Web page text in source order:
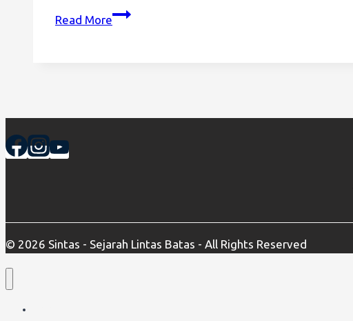
Read MoreHibah
© 2026 Sintas - Sejarah Lintas Batas - All Rights Reserved